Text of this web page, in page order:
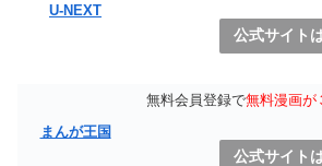
U-NEXT
公式サイト
まんが王国
無料会員登録で無料漫画が
公式サイト